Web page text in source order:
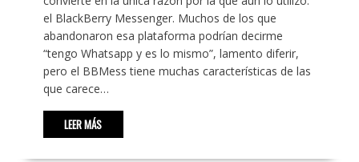
el BlackBerry Messenger. Muchos de los que
abandonaron esa plataforma podrían decirme
“tengo Whatsapp y es lo mismo”, lamento diferir,
pero el BBMess tiene muchas características de las
que carece…
LEER MÁS